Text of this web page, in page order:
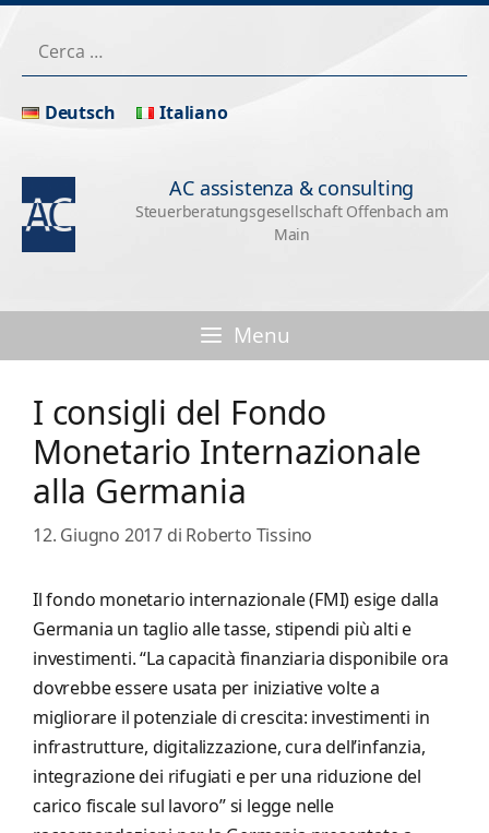
Vai
contenuto
Vai
contenuto
Ricerca
per:
Deutsch
Italiano
AC assistenza & consulting
Steuerberatungsgesellschaft Offenbach am
Main
Menu
I consigli del Fondo
Monetario Internazionale
alla Germania
12. Giugno 2017 di Roberto Tissino
Il fondo monetario internazionale (FMI) esige dalla
Germania un taglio alle tasse, stipendi più alti e
investimenti. “La capacità finanziaria disponibile ora
dovrebbe essere usata per iniziative volte a
migliorare il potenziale di crescita: investimenti in
infrastrutture, digitalizzazione, cura dell’infanzia,
integrazione dei rifugiati e per una riduzione del
carico fiscale sul lavoro” si legge nelle